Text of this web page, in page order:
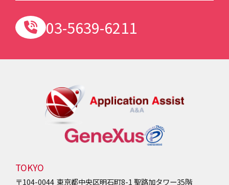
03-5639-6211
TOKYO
〒104-0044 東京都中央区明石町8-1聖路加タワー35階